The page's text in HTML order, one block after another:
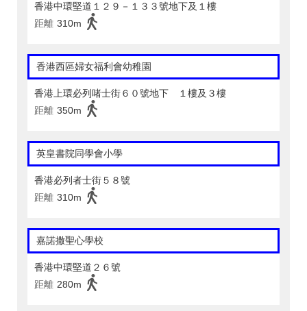
香港中環堅道１２９－１３３號地下及１樓
距離 310m
香港西區婦女福利會幼稚園
香港上環必列啫士街６０號地下 １樓及３樓
距離 350m
英皇書院同學會小學
香港必列者士街５８號
距離 310m
嘉諾撒聖心學校
香港中環堅道２６號
距離 280m